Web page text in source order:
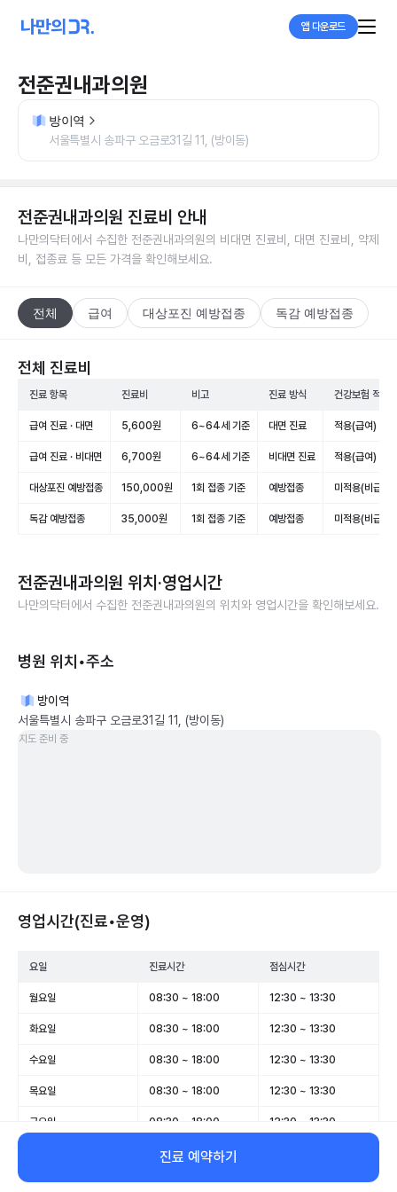
앱 다운로드
전준권내과의원
방이역
서울특별시 송파구 오금로31길 11, (방이동)
전준권내과의원 진료비 안내
나만의닥터에서 수집한 전준권내과의원의 비대면 진료비, 대면 진료비, 약제
비, 접종료 등 모든 가격을 확인해보세요.
전체 급여 대상포진 예방접종 독감 예방접종
전체 진료비
진료 항목 진료비 비고 진료 방식 건강보험 적용
급여 진료 · 대면 5,600원 6~64세 기준 대면 진료 적용(급여)
급여 진료 · 비대면 6,700원 6~64세 기준 비대면 진료 적용(급여)
대상포진 예방접종 150,000원 1회 접종 기준 예방접종 미적용(비급여)
독감 예방접종 35,000원 1회 접종 기준 예방접종 미적용(비급여)
전준권내과의원 위치·영업시간
나만의닥터에서 수집한 전준권내과의원의 위치와 영업시간을 확인해보세요.
병원 위치•주소
방이역
서울특별시 송파구 오금로31길 11, (방이동)
지도 준비 중
영업시간(진료•운영)
요일 진료시간 점심시간
월요일 08:30 ~ 18:00 12:30 ~ 13:30
화요일 08:30 ~ 18:00 12:30 ~ 13:30
수요일 08:30 ~ 18:00 12:30 ~ 13:30
목요일 08:30 ~ 18:00 12:30 ~ 13:30
금요일 08:30 ~ 18:00 12:30 ~ 13:30
08:30 ~ 14:00
일요일 휴무 -
진료 예약하기